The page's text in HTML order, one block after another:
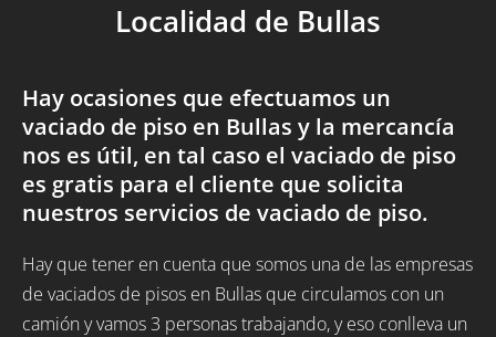
Localidad de Bullas
Hay ocasiones que efectuamos un
vaciado de piso en Bullas y la mercancía
nos es útil, en tal caso el vaciado de piso
es gratis para el cliente que solicita
nuestros servicios de vaciado de piso.
Hay que tener en cuenta que somos una de las empresas
de vaciados de pisos en Bullas que circulamos con un
camión y vamos 3 personas trabajando, y eso conlleva un